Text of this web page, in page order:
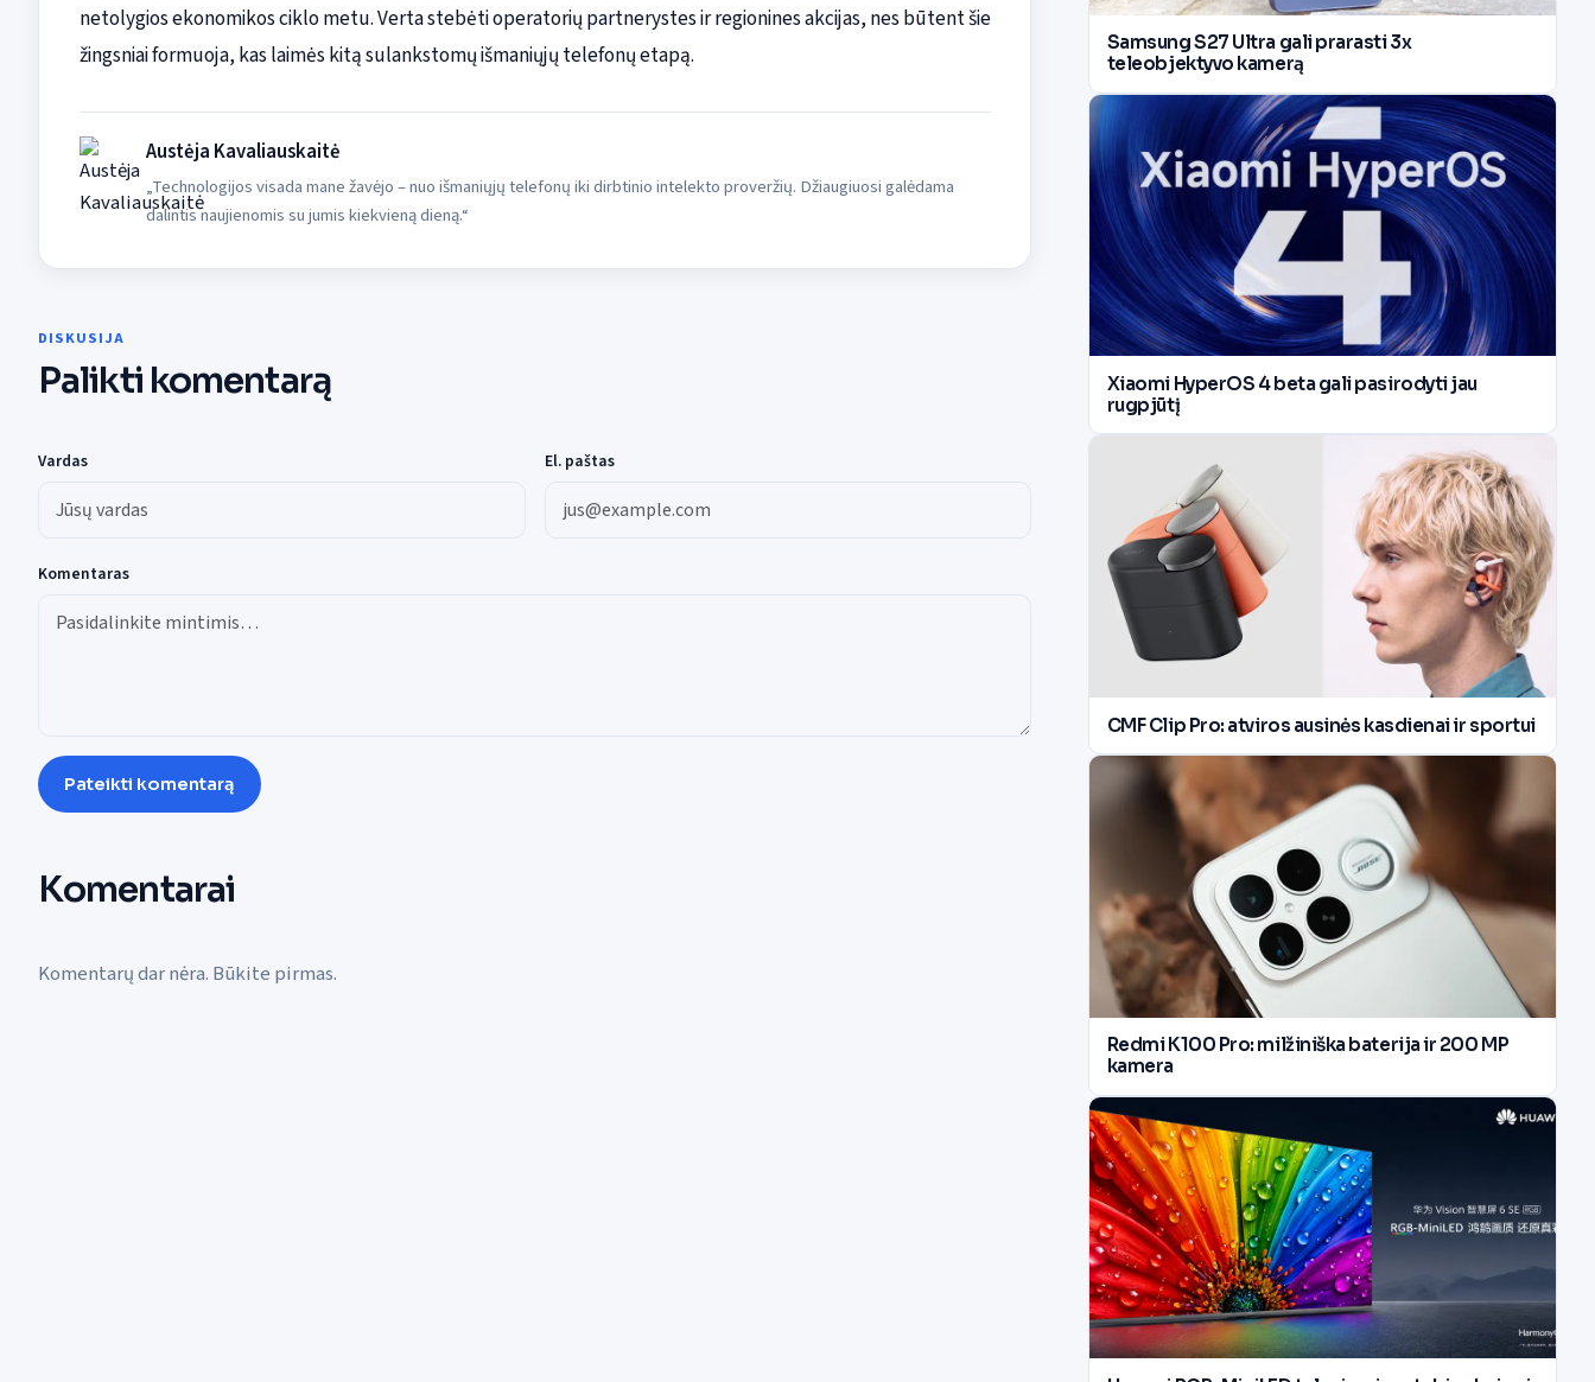
netolygios ekonomikos ciklo metu. Verta stebėti operatorių partnerystes ir regionines akcijas, nes būtent šie
žingsniai formuoja, kas laimės kitą sulankstomų išmaniųjų telefonų etapą.
Austėja Kavaliauskaitė
„Technologijos visada mane žavėjo – nuo išmaniųjų telefonų iki dirbtinio intelekto proveržių. Džiaugiuosi galėdama
dalintis naujienomis su jumis kiekvieną dieną.“
DISKUSIJA
Palikti komentarą
Vardas El. paštas
Komentaras
Pateikti komentarą
Komentarai
Komentarų dar nėra. Būkite pirmas.
Samsung S27 Ultra gali prarasti 3x
teleobjektyvo kamerą
Xiaomi HyperOS 4 beta gali pasirodyti jau
rugpjūtį
CMF Clip Pro: atviros ausinės kasdienai ir sportui
Redmi K100 Pro: milžiniška baterija ir 200 MP
kamera